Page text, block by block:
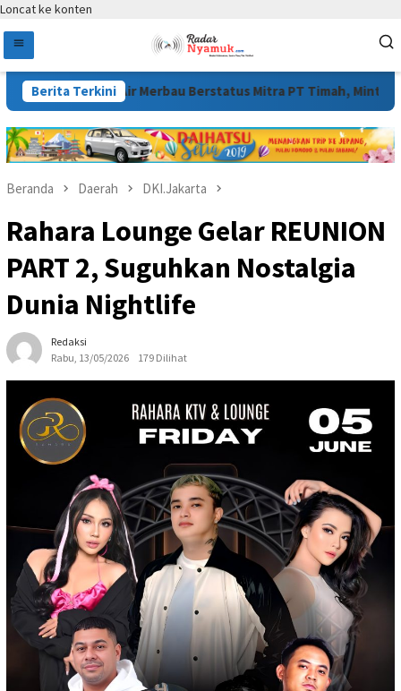
Loncat ke konten
Berita Terkini
di Air Merbau Berstatus Mitra PT Timah, Minta Publik
Beranda Daerah DKI.Jakarta
Rahara Lounge Gelar REUNION
PART 2, Suguhkan Nostalgia
Dunia Nightlife
Redaksi
Rabu, 13/05/2026
179 Dilihat